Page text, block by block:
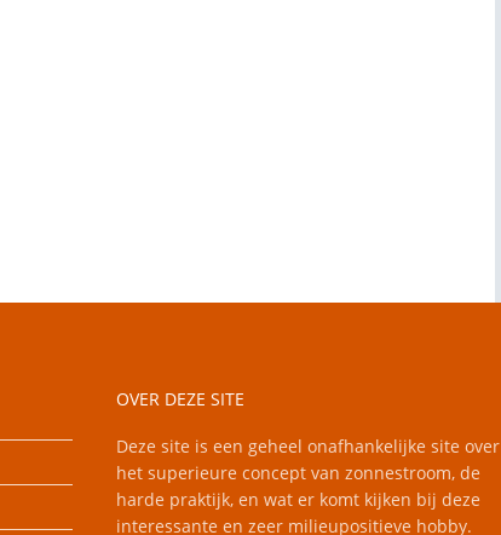
OVER DEZE SITE
Deze site is een geheel onafhankelijke site over
het superieure concept van zonnestroom, de
harde praktijk, en wat er komt kijken bij deze
interessante en zeer milieupositieve hobby.